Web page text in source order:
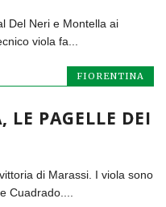
Del Neri e Montella ai
viola fa...
FIORENTINA
LE PAGELLE DEI
di Marassi. I viola sono
Cuadrado....